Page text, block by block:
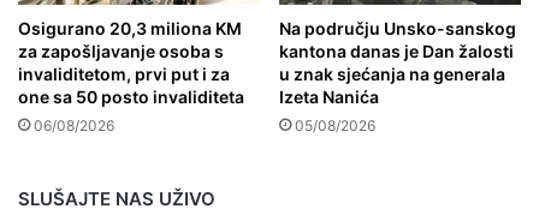
Osigurano 20,3 miliona KM
za zapošljavanje osoba s
invaliditetom, prvi put i za
one sa 50 posto invaliditeta
06/08/2026
Na području Unsko-sanskog
kantona danas je Dan žalosti
u znak sjećanja na generala
Izeta Nanića
05/08/2026
SLUŠAJTE NAS UŽIVO